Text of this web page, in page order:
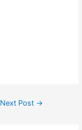
Next Post →